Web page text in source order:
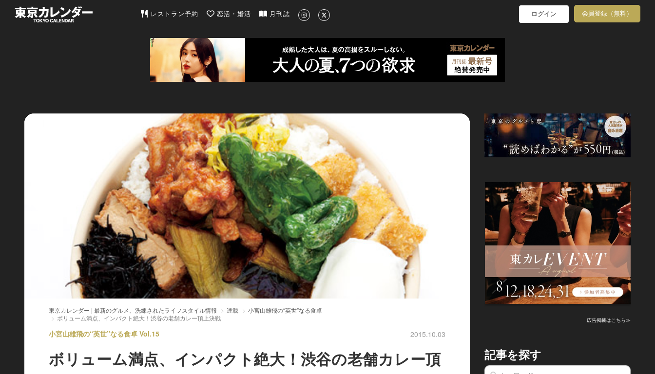
東京カレンダー | 最新のグルメ、洗練されたライフスタイル情報
レストラン予約 恋活・婚活 月刊誌 ログイン 会員登録（無料）
東京カレンダー | 最新のグルメ、洗練されたライフスタイル情報 連載
小宮山雄飛の“英世”なる食卓
ボリューム満点、インパクト絶大！渋谷の老舗カレー頂上決戦
小宮山雄飛の“英世”なる食卓 Vol.15 2015.10.03
ボリューム満点、インパクト絶大！渋谷の老舗カレー頂
広告掲載はこちら≫
記事を探す